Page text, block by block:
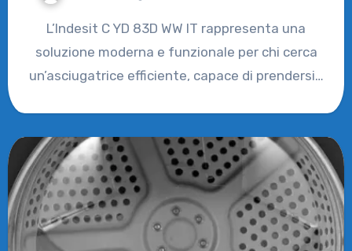
L’Indesit C YD 83D WW IT rappresenta una
soluzione moderna e funzionale per chi cerca
un’asciugatrice efficiente, capace di prendersi…